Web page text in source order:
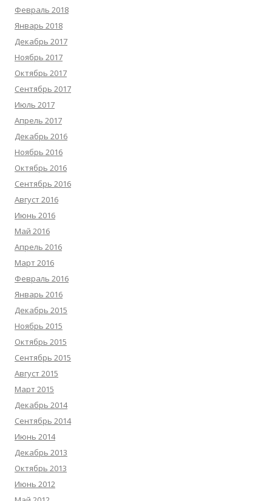
Февраль 2018
Январь 2018
Декабрь 2017
Ноябрь 2017
Октябрь 2017
Сентябрь 2017
Июль 2017
Апрель 2017
Декабрь 2016
Ноябрь 2016
Октябрь 2016
Сентябрь 2016
Август 2016
Июнь 2016
Май 2016
Апрель 2016
Март 2016
Февраль 2016
Январь 2016
Декабрь 2015
Ноябрь 2015
Октябрь 2015
Сентябрь 2015
Август 2015
Март 2015
Декабрь 2014
Сентябрь 2014
Июнь 2014
Декабрь 2013
Октябрь 2013
Июнь 2012